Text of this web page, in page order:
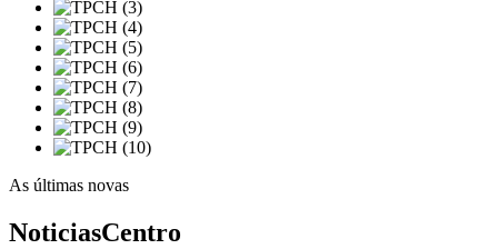
As últimas novas
NoticiasCentro